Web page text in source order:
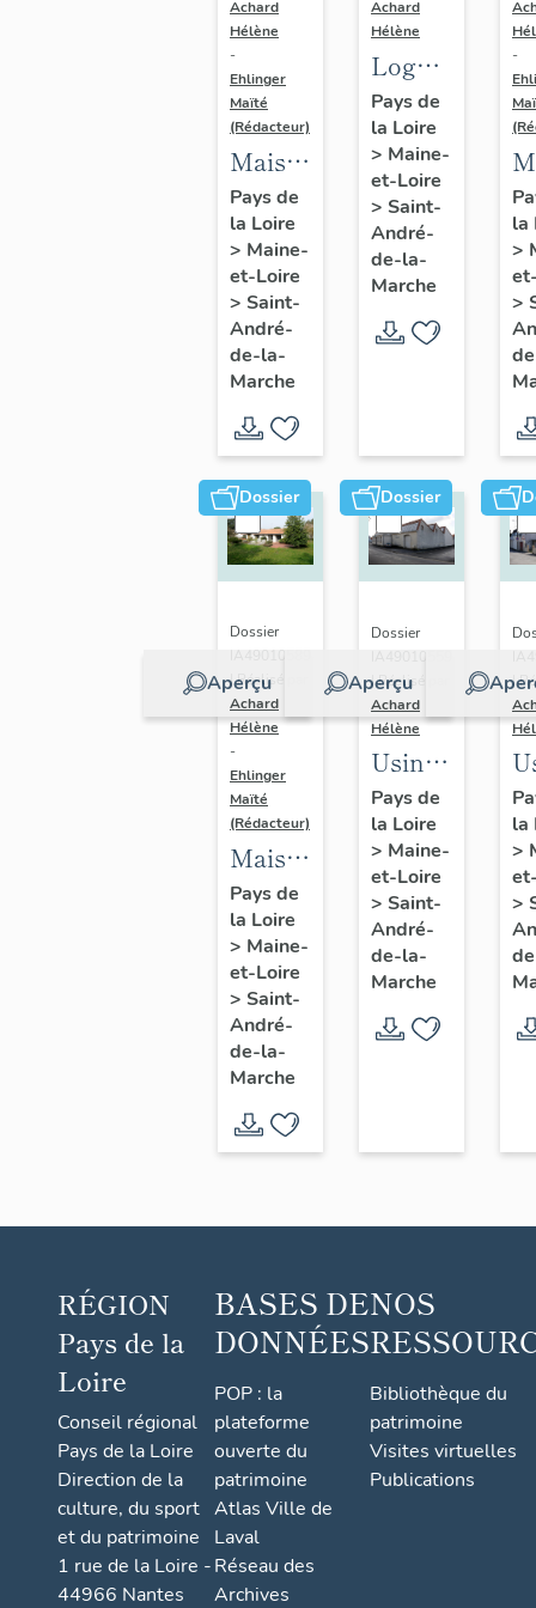
Achard
Hélène
-
Ehlinger
Maïté
(Rédacteur)
Maison
de
l'industriel
Victor
Ripoche
fondateur
de
l'usine
Morinière-
Ripoche,
15 rue
du
Calvaire,
André-
Marche
Pays de
la Loire
> Maine-
et-Loire
> Saint-
André-
de-la-
Marche
Achard
Hélène
Logements
ouvriers
de
l'usine
de
chaussures
Ripoche,
rue
Jeanne-
Pays de
la Loire
> Maine-
et-Loire
> Saint-
André-
de-la-
Marche
-
la
>
>
Dossier
Aperçu
Dossier
IA49010589
| Réalisé par
Achard
Hélène
-
Ehlinger
Maïté
(Rédacteur)
Maison
de
l'industriel
Christian
Chéné,
directeur
de
l'Usine
Chéné,
18 rue
Sacré-
Saint-
André-
de-la-
Marche
Pays de
la Loire
> Maine-
et-Loire
> Saint-
André-
de-la-
Marche
Dossier
Aperçu
Dossier
IA49010559
| Réalisé par
Achard
Hélène
Usine
de
chaussures
Morinière-
Ripoche,
actuel
Musée
des
métiers
Saint-
Pays de
la Loire
> Maine-
et-Loire
> Saint-
André-
de-la-
Marche
|
9
la
>
>
RÉGION
Pays de la
Loire
Conseil régional
Pays de la Loire
Direction de la
culture, du sport
et du patrimoine
1 rue de la Loire -
44966 Nantes
BASES DE
DONNÉES
POP : la
plateforme
ouverte du
patrimoine
Atlas Ville de
Laval
Réseau des
Archives
NOS
Bibliothèque du
patrimoine
Visites virtuelles
Publications